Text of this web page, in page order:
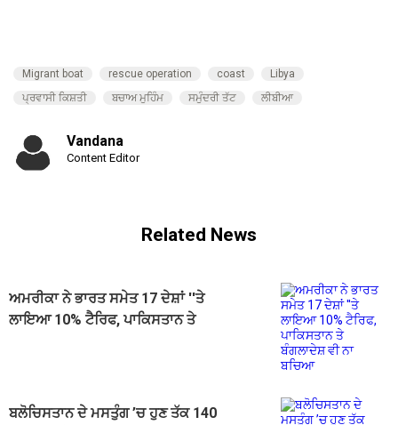
Migrant boat rescue operation coast
Libya
ਪ੍ਰਵਾਸੀ ਕਿਸ਼ਤੀ
ਬਚਾਅ ਮੁਹਿੰਮ ਸਮੁੰਦਰੀ ਤੱਟ ਲੀਬੀਆ
Vandana
Content Editor
Related News
ਅਮਰੀਕਾ ਨੇ ਭਾਰਤ ਸਮੇਤ 17 ਦੇਸ਼ਾਂ ''ਤੇ
ਲਾਇਆ 10% ਟੈਰਿਫ, ਪਾਕਿਸਤਾਨ ਤੇ
ਬਲੋਚਿਸਤਾਨ ਦੇ ਮਸਤੁੰਗ ’ਚ ਹੁਣ ਤੱਕ 140